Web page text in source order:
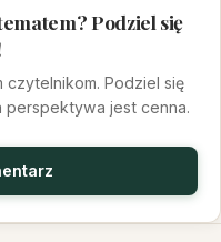
Podziel się
czytelnikom. Podziel się
jest cenna.